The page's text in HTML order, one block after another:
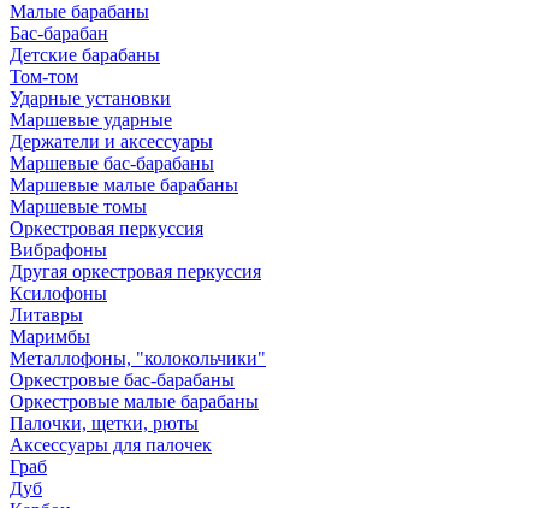
Mалые барабаны
Бас-барабан
Детские барабаны
Том-том
Ударные установки
Маршевые ударные
Держатели и аксессуары
Маршевые бас-барабаны
Маршевые малые барабаны
Маршевые томы
Оркестровая перкуссия
Вибрафоны
Другая оркестровая перкуссия
Ксилофоны
Литавры
Маримбы
Металлофоны, "колокольчики"
Оркестровые бас-барабаны
Оркестровые малые барабаны
Палочки, щетки, рюты
Аксессуары для палочек
Граб
Дуб